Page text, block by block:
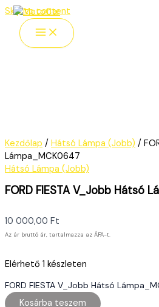
Skip to content
Kezdőlap / Hátsó Lámpa (Jobb) /
Lámpa_MCK0647
Hátsó Lámpa (Jobb)
FORD FIESTA V_Jobb Hátsó
10 000,00 Ft
Az ár bruttó ár, tartalmazza az ÁFA-t.
Elérhető 1 készleten
FORD FIESTA V_Jobb Hátsó
Kosárba teszem